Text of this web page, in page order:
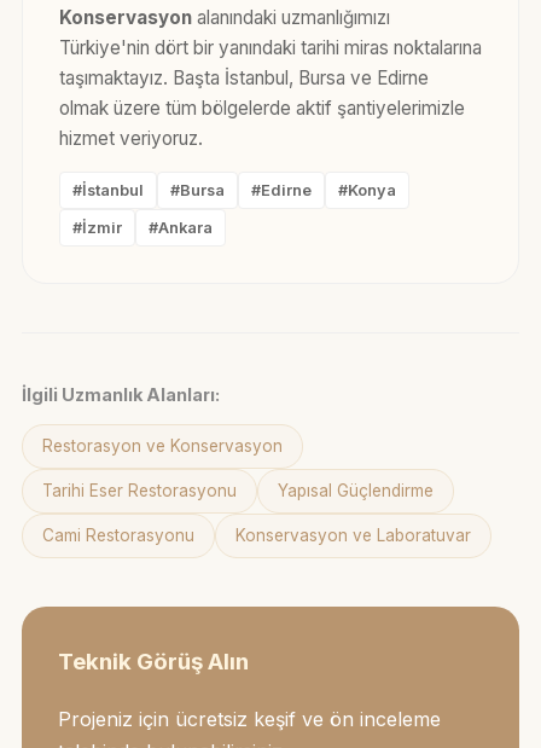
Konservasyonalanındaki uzmanlığımızı
Türkiye'nin dört bir yanındaki tarihi miras noktalarına
taşımaktayız. Başta İstanbul, Bursa ve Edirne
olmak üzere tüm bölgelerde aktif şantiyelerimizle
hizmet veriyoruz.
#İstanbul #Bursa #Edirne #Konya
#İzmir #Ankara
İlgili Uzmanlık Alanları:
Restorasyon ve Konservasyon
Tarihi Eser Restorasyonu Yapısal Güçlendirme
Cami Restorasyonu Konservasyon ve Laboratuvar
Teknik Görüş Alın
Projeniz için ücretsiz keşif ve ön inceleme